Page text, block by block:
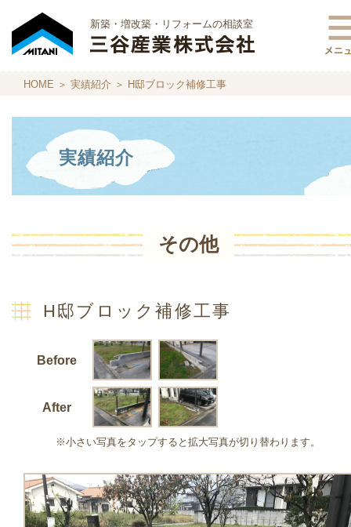
新築・増改築・リフォームの相談室
HOME ＞ 実績紹介 ＞ H邸ブロック補修工事
実績紹介
その他
H邸ブロック補修工事
Before
After
※小さい写真をタップすると拡大写真が切り替わります。